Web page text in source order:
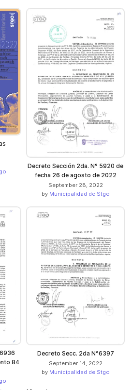
Decreto Sección 2da. N° 5920 de
fecha 26 de agosto de 2022
September 28, 2022
by Municipalidad de Stgo
84
Decreto Secc. 2da N°6397
September 14, 2022
by Municipalidad de Stgo